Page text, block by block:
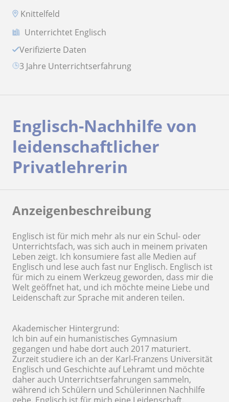
Knittelfeld
Unterrichtet Englisch
Verifizierte Daten
3 Jahre Unterrichtserfahrung
Englisch-Nachhilfe von
leidenschaftlicher
Privatlehrerin
Anzeigenbeschreibung
Englisch ist für mich mehr als nur ein Schul- oder
Unterrichtsfach, was sich auch in meinem privaten
Leben zeigt. Ich konsumiere fast alle Medien auf
Englisch und lese auch fast nur Englisch. Englisch ist
für mich zu einem Werkzeug geworden, dass mir die
Welt geöffnet hat, und ich möchte meine Liebe und
Leidenschaft zur Sprache mit anderen teilen.
Akademischer Hintergrund:
Ich bin auf ein humanistisches Gymnasium
gegangen und habe dort auch 2017 maturiert.
Zurzeit studiere ich an der Karl-Franzens Universität
Englisch und Geschichte auf Lehramt und möchte
daher auch Unterrichtserfahrungen sammeln,
während ich Schülern und Schülerinnen Nachhilfe